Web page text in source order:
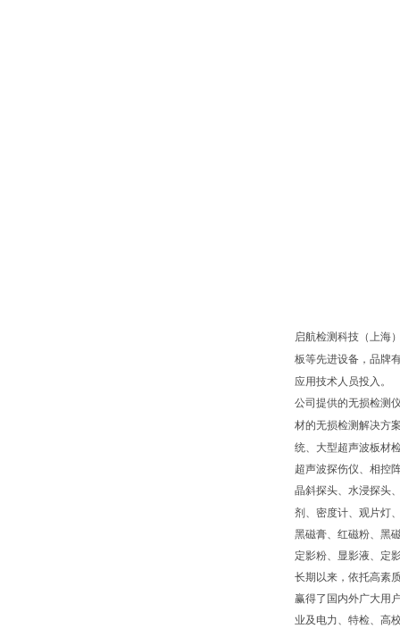
启航检测科技（上海
板等先进设备，品牌
应用技术人员投入。
公司提供的无损检测
材的无损检测解决方
统、大型超声波板材
超声波探伤仪、相控
晶斜探头、水浸探头
剂、密度计、观片灯
黑磁膏、红磁粉、黑
定影粉、显影液、定
长期以来，依托高素
赢得了国内外广大用
业及电力、特检、高